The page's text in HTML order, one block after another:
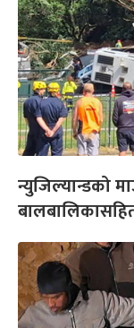
न्युजिल्यान्डको